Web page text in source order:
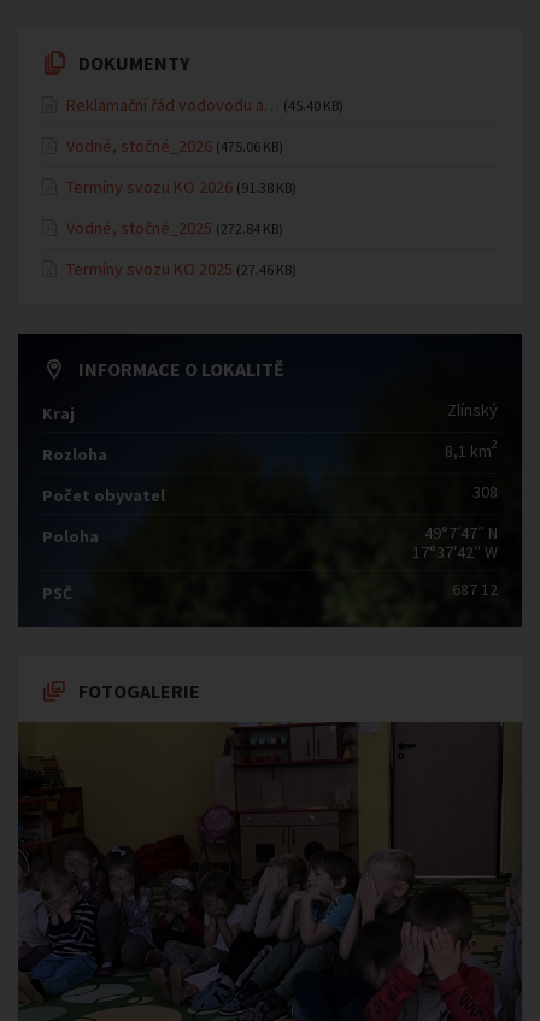
DOKUMENTY
Reklamační řád vodovodu a… (45.40 KB)
Vodné, stočné_2026 (475.06 KB)
Termíny svozu KO 2026 (91.38 KB)
Vodné, stočné_2025 (272.84 KB)
Termíny svozu KO 2025 (27.46 KB)
INFORMACE O LOKALITĚ
Kraj Zlínský
Rozloha 8,1 km2
Počet obyvatel 308
Poloha
49°7′47″ N
17°37′42″ W
PSČ
687 12
FOTOGALERIE